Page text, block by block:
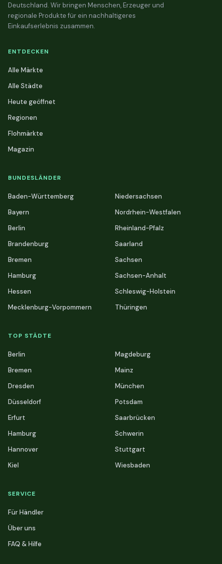
Deutschland. Wir bringen Menschen, Erzeuger und
regionale Produkte für ein nachhaltigeres
Einkaufserlebnis zusammen.
ENTDECKEN
Alle Märkte
Alle Städte
Heute geöffnet
Regionen
Flohmärkte
Magazin
BUNDESLÄNDER
Baden-Württemberg
Bayern
Berlin
Brandenburg
Bremen
Hamburg
Hessen
Mecklenburg-Vorpommern
Niedersachsen
Nordrhein-Westfalen
Rheinland-Pfalz
Saarland
Sachsen
Sachsen-Anhalt
Schleswig-Holstein
Thüringen
TOP STÄDTE
Berlin
Bremen
Dresden
Düsseldorf
Erfurt
Hamburg
Hannover
Kiel
Magdeburg
Mainz
München
Potsdam
Saarbrücken
Schwerin
Stuttgart
Wiesbaden
SERVICE
Für Händler
Über uns
FAQ & Hilfe